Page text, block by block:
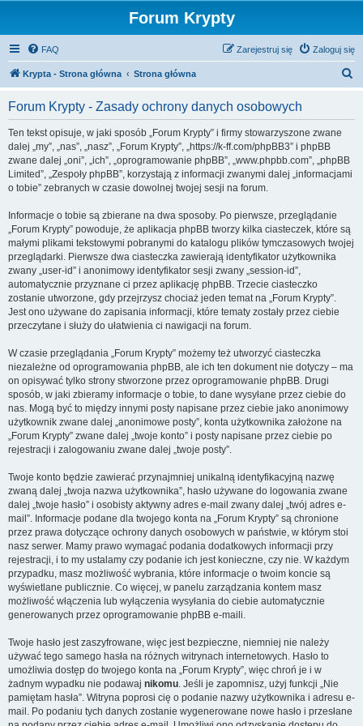
Forum Krypty
FAQ Zaloguj się
Zarejestruj się
Krypta - Strona główna Strona główna
Forum Krypty - Zasady ochrony danych osobowych
Ten tekst opisuje, w jaki sposób „Forum Krypty” i firmy stowarzyszone zwane
dalej „my”, „nas”, „nasz”, „Forum Krypty”, „https://k-ff.com/phpBB3” i phpBB
zwane dalej „oni”, „ich”, „oprogramowanie phpBB”, „www.phpbb.com”, „phpBB
Limited”, „Zespoły phpBB”, korzystają z informacji zwanymi dalej „informacjami
o tobie” zebranych w czasie dowolnej twojej sesji na forum.
Informacje o tobie są zbierane na dwa sposoby. Po pierwsze, przeglądanie
„Forum Krypty” powoduje, że aplikacja phpBB tworzy kilka ciasteczek, które są
małymi plikami tekstowymi pobranymi do katalogu plików tymczasowych twojej
przeglądarki. Pierwsze dwa ciasteczka zawierają identyfikator użytkownika
zwany „user-id” i anonimowy identyfikator sesji zwany „session-id”,
automatycznie przyznane ci przez aplikację phpBB. Trzecie ciasteczko
zostanie utworzone, gdy przejrzysz chociaż jeden temat na „Forum Krypty”.
Jest ono używane do zapisania informacji, które tematy zostały przez ciebie
przeczytane i służy do ułatwienia ci nawigacji na forum.
W czasie przeglądania „Forum Krypty” możemy też utworzyć ciasteczka
niezależne od oprogramowania phpBB, ale ich ten dokument nie dotyczy – ma
on opisywać tylko strony stworzone przez oprogramowanie phpBB. Drugi
sposób, w jaki zbieramy informacje o tobie, to dane wysyłane przez ciebie do
nas. Mogą być to między innymi posty napisane przez ciebie jako anonimowy
użytkownik zwane dalej „anonimowe posty”, konta użytkownika założone na
„Forum Krypty” zwane dalej „twoje konto” i posty napisane przez ciebie po
rejestracji i zalogowaniu zwane dalej „twoje posty”.
Twoje konto będzie zawierać przynajmniej unikalną identyfikacyjną nazwę
zwaną dalej „twoja nazwa użytkownika”, hasło używane do logowania zwane
dalej „twoje hasło” i osobisty aktywny adres e-mail zwany dalej „twój adres e-
mail”. Informacje podane dla twojego konta na „Forum Krypty” są chronione
przez prawa dotyczące ochrony danych osobowych w państwie, w którym stoi
nasz serwer. Mamy prawo wymagać podania dodatkowych informacji przy
rejestracji, i to my ustalamy czy podanie ich jest konieczne, czy nie. W każdym
przypadku, masz możliwość wybrania, które informacje o twoim koncie są
wyświetlane publicznie. Co więcej, w panelu zarządzania kontem masz
możliwość włączenia lub wyłączenia wysyłania do ciebie automatycznie
generowanych przez oprogramowanie phpBB e-maili.
Twoje hasło jest zaszyfrowane, więc jest bezpieczne, niemniej nie należy
używać tego samego hasła na różnych witrynach internetowych. Hasło to
umożliwia dostęp do twojego konta na „Forum Krypty”, więc chroń je i w
żadnym wypadku nie podawaj nikomu. Jeśli je zapomnisz, użyj funkcji „Nie
pamiętam hasła”. Witryna poprosi cię o podanie nazwy użytkownika i adresu e-
mail. Po podaniu tych danych zostanie wygenerowane nowe hasło i przesłane